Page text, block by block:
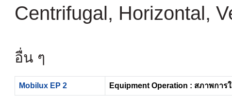
Centrifugal, Horizontal,
อื่น ๆ
Mobilux EP 2 Equipment Operation : สภาพกา